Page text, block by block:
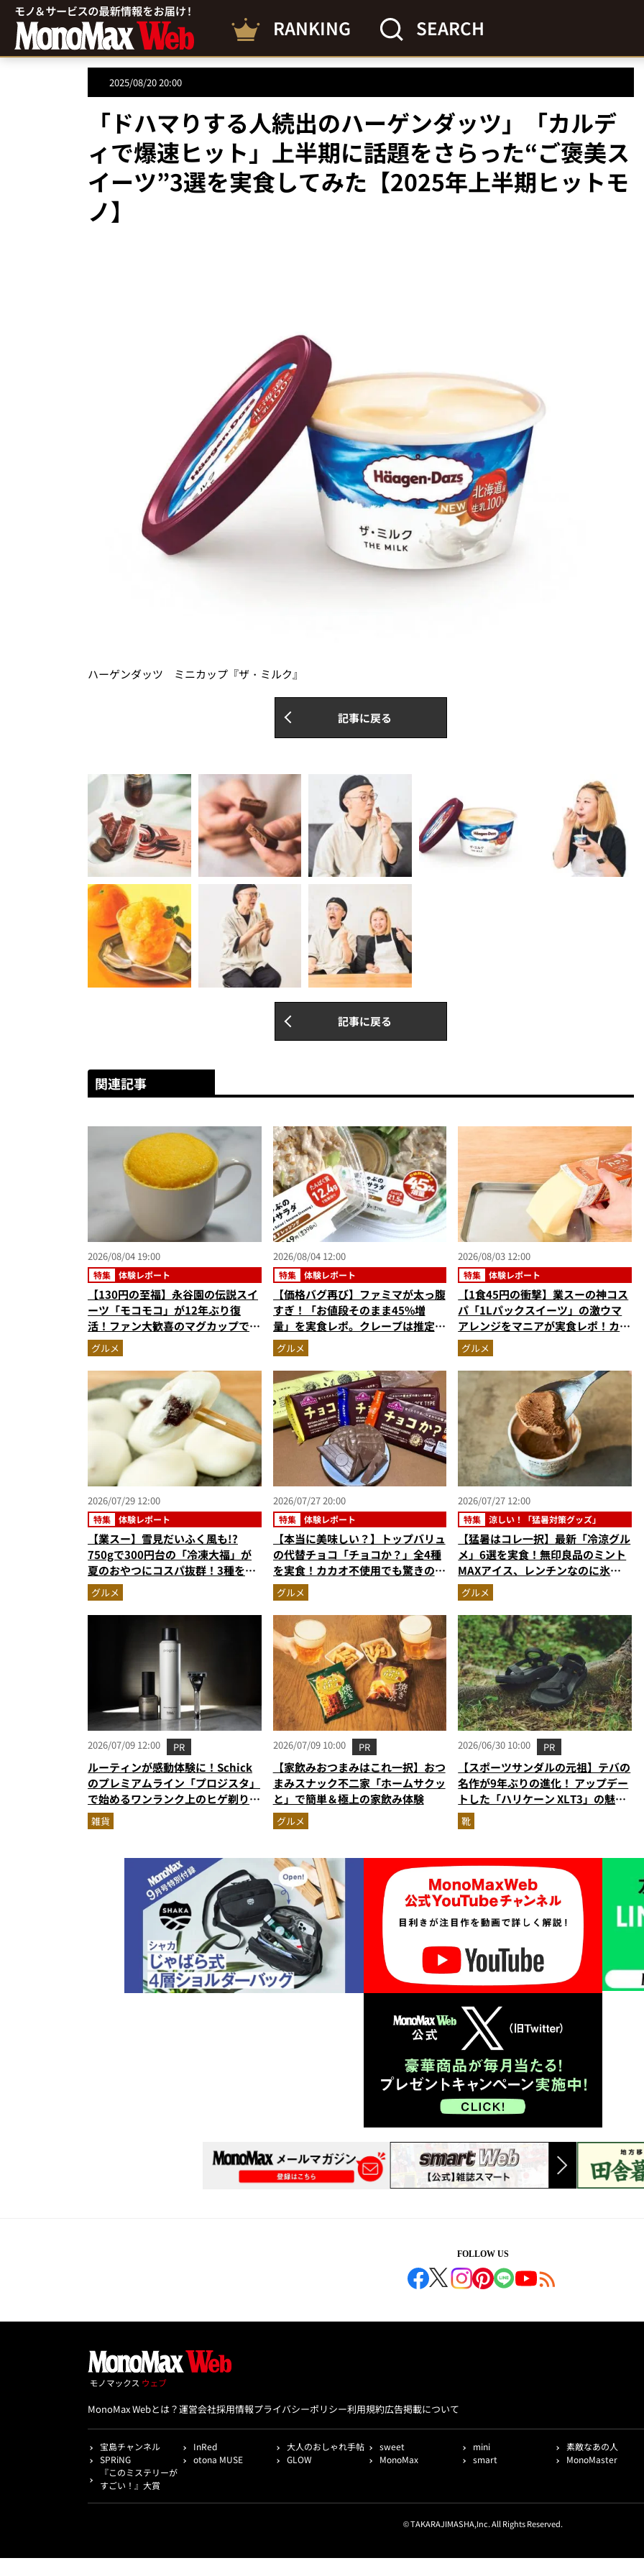
RANKING SEARCH
2025/08/20 20:00
「ドハマりする人続出のハーゲンダッツ」「カルデ
ィで爆速ヒット」上半期に話題をさらった“ご褒美ス
イーツ”3選を実食してみた【2025年上半期ヒットモ
ノ】
ハーゲンダッツ ミニカップ『ザ・ミルク』
記事に戻る
記事に戻る
関連記事
2026/08/04 19:00
特集 体験レポート
【130円の至福】永谷園の伝説スイ
ーツ「モコモコ」が12年ぶり復
活！ファン大歓喜のマグカップで作
る絶品ケーキを食べたらやっぱり最
高にウマかった
グルメ
2026/08/04 12:00
特集 体験レポート
【価格バグ再び】ファミマが太っ腹
すぎ！「お値段そのまま45%増
量」を実食レポ。クレープは推定
59%増の衝撃的な大盤振る舞い
グルメ
2026/08/03 12:00
特集 体験レポート
【1食45円の衝撃】業スーの神コス
パ「1Lパックスイーツ」の激ウマ
アレンジをマニアが実食レポ！カス
タードプリン、杏仁豆腐…夏休みの
おやつに最強すぎた
グルメ
2026/07/29 12:00
特集 体験レポート
【業スー】雪見だいふく風も!?
750gで300円台の「冷凍大福」が
夏のおやつにコスパ抜群！3種をマ
ニアが食べ比べ
グルメ
2026/07/27 20:00
特集 体験レポート
【本当に美味しい？】トップバリュ
の代替チョコ「チョコか？」全4種
を実食！カカオ不使用でも驚きの完
成度
グルメ
2026/07/27 12:00
特集 涼しい！「猛暑対策グッズ」
【猛暑はコレ一択】最新「冷涼グル
メ」6選を実食！無印良品のミント
MAXアイス、レンチンなのに氷が
残る冷麺ほか
グルメ
2026/07/09 12:00 PR
ルーティンが感動体験に！Schick
のプレミアムライン「プロジスタ」
で始めるワンランク上のヒゲ剃り習
慣
雑貨
2026/07/09 10:00 PR
【家飲みおつまみはこれ一択】おつ
まみスナック不二家「ホームサクッ
と」で簡単＆極上の家飲み体験
グルメ
2026/06/30 10:00 PR
【スポーツサンダルの元祖】テバの
名作が9年ぶりの進化！ アップデー
トした「ハリケーン XLT3」の魅力
を識者があらゆる角度から徹底解
説！
靴
FOLLOW US
MonoMax Webとは？運営会社採用情報プライバシーポリシー利用規約広告掲載について
宝島チャンネル InRed 大人のおしゃれ手帖 sweet mini
素敵なあの人
SPRiNG
otona MUSE GLOW MonoMax smart
MonoMaster
『このミステリーが
すごい！』大賞
© TAKARAJIMASHA,Inc. All Rights Reserved.